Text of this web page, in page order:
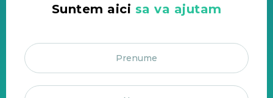
Suntem aici sa va ajutam